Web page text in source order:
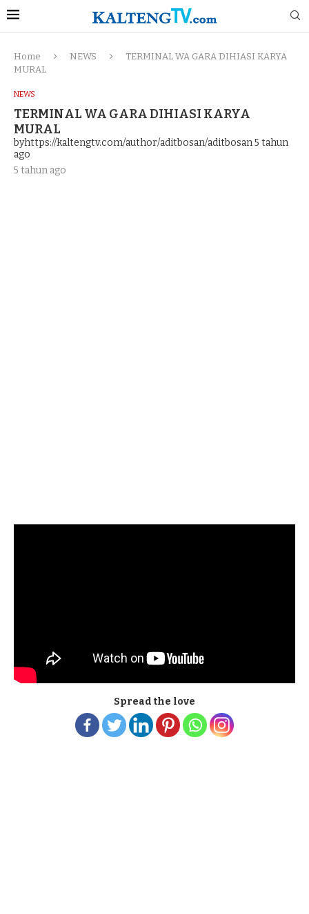
Home NEWS
TERMINAL WA GARA DIHIASI KARYA
MURAL
NEWS
TERMINAL WA GARA DIHIASI KARYA
MURAL
byhttps://kaltengtv.com/author/aditbosan/aditbosan5 tahun
ago
5 tahun ago
Spread the love